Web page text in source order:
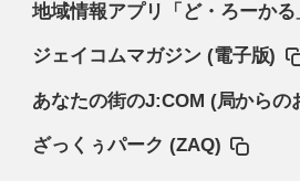
地域情報アプリ「ど・ろーかる
ジェイコムマガジン (電子版)
あなたの街のJ:COM (局からの
ざっくぅパーク (ZAQ)